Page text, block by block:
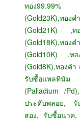
ทอง
(Gold23K),ท
(Gold21K) ,ท
(Gold18K),ทอ
(Gold10K) ,ท
(Gold8K),ทองค
รับซื้อแพลทินัม
(Palladium /
ประดับพลอย, รั
สอง, รับซื้อนาค,